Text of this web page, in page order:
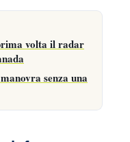
volta il radar
senza una